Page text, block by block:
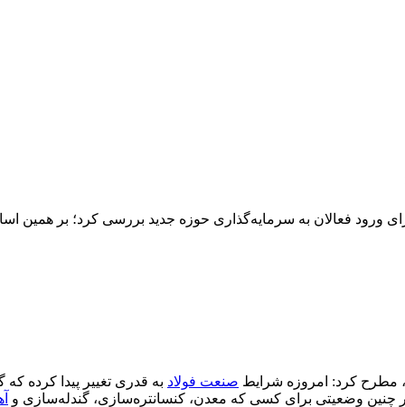
ورود فعالان به سرمایه‌گذاری حوزه جدید بررسی کرد؛ بر همین
مطرح کرد: امروزه شرایط صنعت فولاد به قدری تغییر پیدا کرده
وضعیتی برای کسی که معدن، کنسانتره‌سازی، گندله‌سازی و